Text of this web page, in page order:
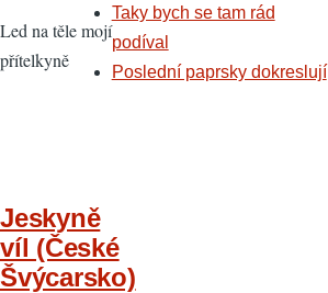
Led na těle mojí
přítelkyně
Jeskyně
víl (České
Švýcarsko)
Taky bych se tam rád
podíval
Poslední paprsky dokreslují